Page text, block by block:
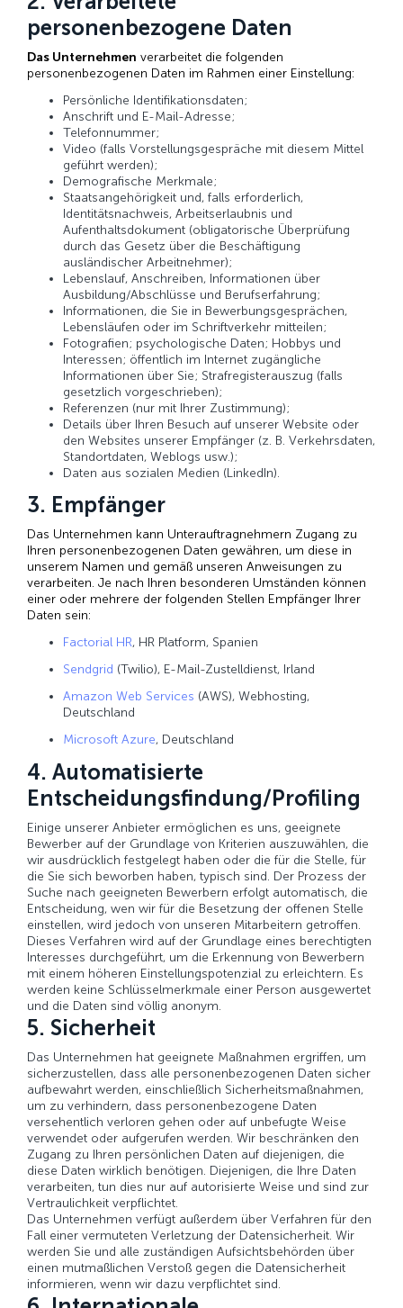
personenbezogene Daten
Das Unternehmen verarbeitet die folgenden
personenbezogenen Daten im Rahmen einer Einstellung:
Persönliche Identifikationsdaten;
Anschrift und E-Mail-Adresse;
Telefonnummer;
Video (falls Vorstellungsgespräche mit diesem Mittel
geführt werden);
Demografische Merkmale;
Staatsangehörigkeit und, falls erforderlich,
Identitätsnachweis, Arbeitserlaubnis und
Aufenthaltsdokument (obligatorische Überprüfung
durch das Gesetz über die Beschäftigung
ausländischer Arbeitnehmer);
Lebenslauf, Anschreiben, Informationen über
Ausbildung/Abschlüsse und Berufserfahrung;
Informationen, die Sie in Bewerbungsgesprächen,
Lebensläufen oder im Schriftverkehr mitteilen;
Fotografien; psychologische Daten; Hobbys und
Interessen; öffentlich im Internet zugängliche
Informationen über Sie; Strafregisterauszug (falls
gesetzlich vorgeschrieben);
Referenzen (nur mit Ihrer Zustimmung);
Details über Ihren Besuch auf unserer Website oder
den Websites unserer Empfänger (z. B. Verkehrsdaten,
Standortdaten, Weblogs usw.);
Daten aus sozialen Medien (LinkedIn).
3. Empfänger
Das Unternehmen kann Unterauftragnehmern Zugang zu
Ihren personenbezogenen Daten gewähren, um diese in
unserem Namen und gemäß unseren Anweisungen zu
verarbeiten. Je nach Ihren besonderen Umständen können
einer oder mehrere der folgenden Stellen Empfänger Ihrer
Daten sein:
Factorial HR, HR Platform, Spanien
Sendgrid (Twilio), E-Mail-Zustelldienst, Irland
Amazon Web Services (AWS), Webhosting,
Deutschland
Microsoft Azure, Deutschland
4. Automatisierte
Entscheidungsfindung/Profiling
Einige unserer Anbieter ermöglichen es uns, geeignete
Bewerber auf der Grundlage von Kriterien auszuwählen, die
wir ausdrücklich festgelegt haben oder die für die Stelle, für
die Sie sich beworben haben, typisch sind. Der Prozess der
Suche nach geeigneten Bewerbern erfolgt automatisch, die
Entscheidung, wen wir für die Besetzung der offenen Stelle
einstellen, wird jedoch von unseren Mitarbeitern getroffen.
Dieses Verfahren wird auf der Grundlage eines berechtigten
Interesses durchgeführt, um die Erkennung von Bewerbern
mit einem höheren Einstellungspotenzial zu erleichtern. Es
werden keine Schlüsselmerkmale einer Person ausgewertet
und die Daten sind völlig anonym.
5. Sicherheit
Das Unternehmen hat geeignete Maßnahmen ergriffen, um
sicherzustellen, dass alle personenbezogenen Daten sicher
aufbewahrt werden, einschließlich Sicherheitsmaßnahmen,
um zu verhindern, dass personenbezogene Daten
versehentlich verloren gehen oder auf unbefugte Weise
verwendet oder aufgerufen werden. Wir beschränken den
Zugang zu Ihren persönlichen Daten auf diejenigen, die
diese Daten wirklich benötigen. Diejenigen, die Ihre Daten
verarbeiten, tun dies nur auf autorisierte Weise und sind zur
Vertraulichkeit verpflichtet.
Das Unternehmen verfügt außerdem über Verfahren für den
Fall einer vermuteten Verletzung der Datensicherheit. Wir
werden Sie und alle zuständigen Aufsichtsbehörden über
einen mutmaßlichen Verstoß gegen die Datensicherheit
informieren, wenn wir dazu verpflichtet sind.